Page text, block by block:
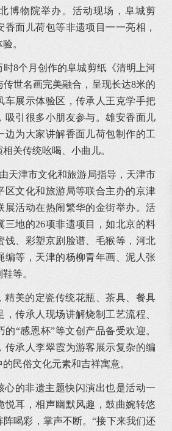
博物院举办。活动现场，阜城剪
香面儿荷包等非遗项目一一亮相，
。
时8个月创作的阜城剪纸《清明上河
传世名画完美融合，呈现长达8米的
车展示体验区，传承人王克学手把
吸引很多小朋友参与。雄安香面儿
边为大家讲解香面儿荷包制作的工
关传统吆喝、小曲儿。
天津市文化和旅游局指导，天津市
区文化和旅游局等联合主办的京津
展活动在热闹繁华的金街举办。活
三地的26项非遗项目，如北京的料
饯、彩塑京剧脸谱、毛猴等，河北
编等，天津的杨柳青年画、泥人张
等。
精美的定瓷传统花瓶、茶具、餐具
传承人现场讲解烧制工艺流程、
“感恩杯”等文创产品备受欢迎。
传承人李翠霞为游客展示复杂的编
民俗文化元素和吉祥寓意。
心的非遗主题快闪演出也是活动一
悦耳，相声幽默风趣，鼓曲婉转悠
喝彩，掌声不断。“接下来我们还